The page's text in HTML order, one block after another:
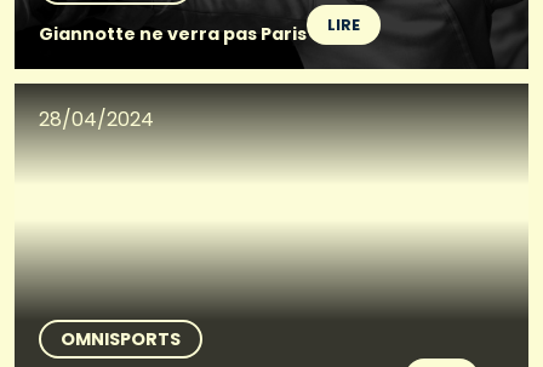
Giannotte ne verra pas Paris
LIRE
28/04/2024
OMNISPORTS